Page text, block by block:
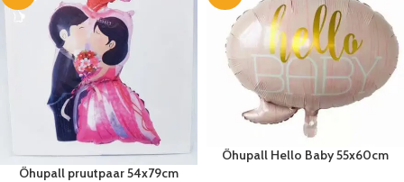
Õhupall pruutpaar 54x79cm
Õhupall Hello Baby 55x60cm